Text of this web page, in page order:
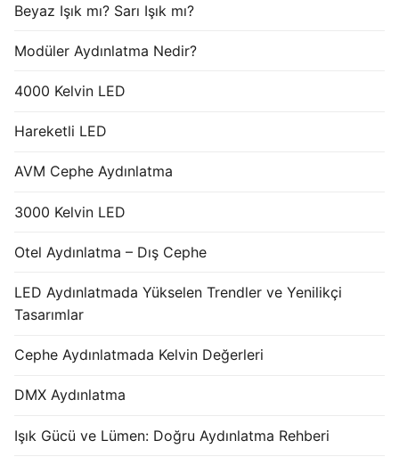
Beyaz Işık mı? Sarı Işık mı?
Modüler Aydınlatma Nedir?
4000 Kelvin LED
Hareketli LED
AVM Cephe Aydınlatma
3000 Kelvin LED
Otel Aydınlatma – Dış Cephe
LED Aydınlatmada Yükselen Trendler ve Yenilikçi
Tasarımlar
Cephe Aydınlatmada Kelvin Değerleri
DMX Aydınlatma
Işık Gücü ve Lümen: Doğru Aydınlatma Rehberi